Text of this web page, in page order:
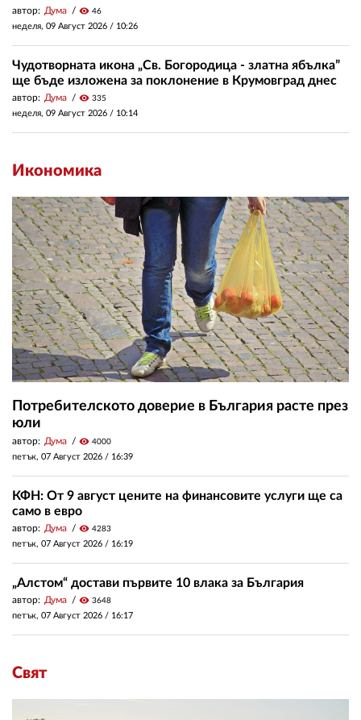
автор: Дума visibility 46
неделя, 09 Август 2026 / 10:26
Чудотворната икона „Св. Богородица - златна ябълка”
ще бъде изложена за поклонение в Крумовград днес
автор: Дума visibility 335
неделя, 09 Август 2026 / 10:14
Икономика
Потребителското доверие в България расте през
юли
автор: Дума visibility 4000
петък, 07 Август 2026 / 16:39
КФН: От 9 август цените на финансовите услуги ще са
само в евро
автор: Дума visibility 4283
петък, 07 Август 2026 / 16:19
„Алстом“ достави първите 10 влака за България
автор: Дума visibility 3648
петък, 07 Август 2026 / 16:17
Свят